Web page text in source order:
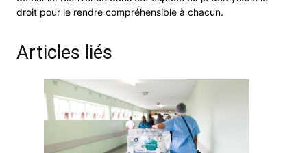
droit pour le rendre compréhensible à chacun.
Articles liés